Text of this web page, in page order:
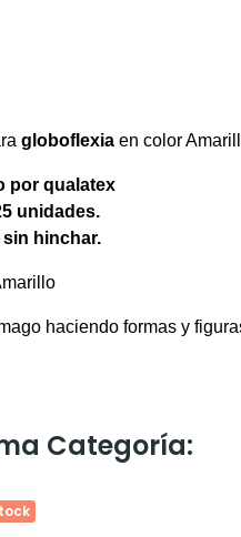
globoflexia en color
por qualatex
unidades.
sin hinchar.
haciendo formas y
Categoría: